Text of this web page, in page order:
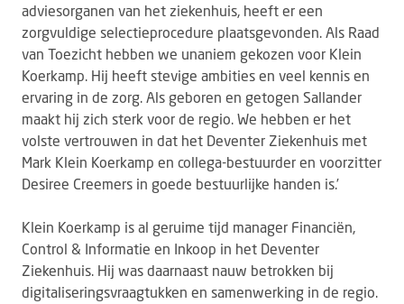
adviesorganen van het ziekenhuis, heeft er een
zorgvuldige selectieprocedure plaatsgevonden. Als Raad
van Toezicht hebben we unaniem gekozen voor Klein
Koerkamp. Hij heeft stevige ambities en veel kennis en
ervaring in de zorg. Als geboren en getogen Sallander
maakt hij zich sterk voor de regio. We hebben er het
volste vertrouwen in dat het Deventer Ziekenhuis met
Mark Klein Koerkamp en collega-bestuurder en voorzitter
Desiree Creemers in goede bestuurlijke handen is.’
Klein Koerkamp is al geruime tijd manager Financiën,
Control & Informatie en Inkoop in het Deventer
Ziekenhuis. Hij was daarnaast nauw betrokken bij
digitaliseringsvraagtukken en samenwerking in de regio.